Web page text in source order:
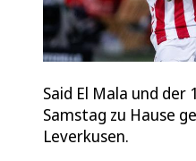
Said El Mala und der
Samstag zu Hause
Leverkusen.